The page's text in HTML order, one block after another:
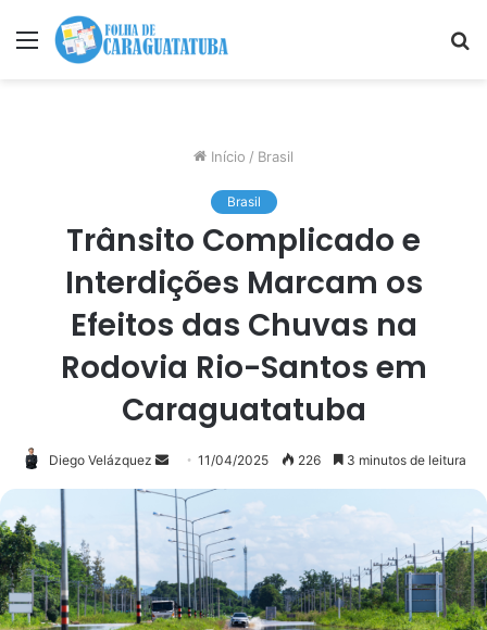
Menu
Início / Brasil
Brasil
Trânsito Complicado e
Interdições Marcam os
Efeitos das Chuvas na
Rodovia Rio-Santos em
Caraguatatuba
Diego Velázquez
Mande
mail
11/04/2025 226 3 minutos de leitura